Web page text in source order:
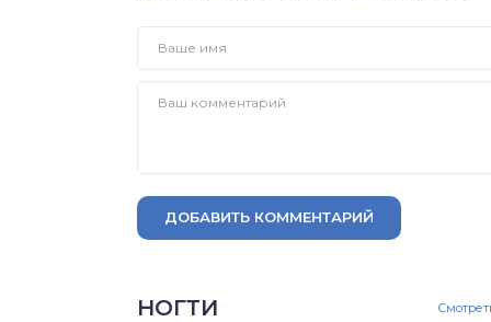
ДОБАВИТЬ КОММЕНТАРИЙ
НОГТИ